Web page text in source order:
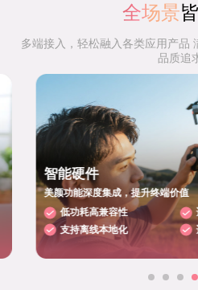
全场景
多端接入，轻松融入各类应用产品
品质追
智能硬件
美颜功能深度集成，提升终端价值
低功耗高兼容性
支持离线本地化